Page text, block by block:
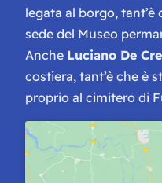
legata al borgo,
sede del Museo
Anche Luciano De
costiera, tant’è che è
proprio al cimitero di